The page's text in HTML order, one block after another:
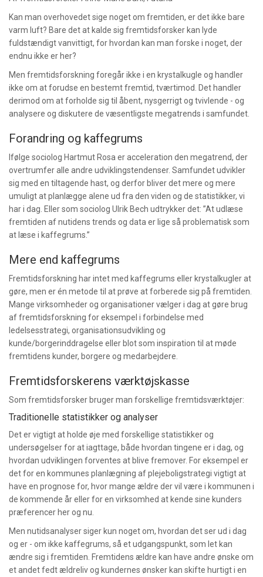
Kan man overhovedet sige noget om fremtiden, er det ikke bare
varm luft? Bare det at kalde sig fremtidsforsker kan lyde
fuldstændigt vanvittigt, for hvordan kan man forske i noget, der
endnu ikke er her?
Men fremtidsforskning foregår ikke i en krystalkugle og handler
ikke om at forudse en bestemt fremtid, tværtimod. Det handler
derimod om at forholde sig til åbent, nysgerrigt og tvivlende - og
analysere og diskutere de væsentligste megatrends i samfundet.
Forandring og kaffegrums
Ifølge sociolog Hartmut Rosa er acceleration den megatrend, der
overtrumfer alle andre udviklingstendenser. Samfundet udvikler
sig med en tiltagende hast, og derfor bliver det mere og mere
umuligt at planlægge alene ud fra den viden og de statistikker, vi
har i dag. Eller som sociolog Ulrik Bech udtrykker det: ”At udlæse
fremtiden af nutidens trends og data er lige så problematisk som
at læse i kaffegrums.”
Mere end kaffegrums
Fremtidsforskning har intet med kaffegrums eller krystalkugler at
gøre, men er én metode til at prøve at forberede sig på fremtiden.
Mange virksomheder og organisationer vælger i dag at gøre brug
af fremtidsforskning for eksempel i forbindelse med
ledelsesstrategi, organisationsudvikling og
kunde/borgerinddragelse eller blot som inspiration til at møde
fremtidens kunder, borgere og medarbejdere.
Fremtidsforskerens værktøjskasse
Som fremtidsforsker bruger man forskellige fremtidsværktøjer:
Traditionelle statistikker og analyser
Det er vigtigt at holde øje med forskellige statistikker og
undersøgelser for at iagttage, både hvordan tingene er i dag, og
hvordan udviklingen forventes at blive fremover. For eksempel er
det for en kommunes planlægning af plejeboligstrategi vigtigt at
have en prognose for, hvor mange ældre der vil være i kommunen i
de kommende år eller for en virksomhed at kende sine kunders
præferencer her og nu.
Men nutidsanalyser siger kun noget om, hvordan det ser ud i dag
og er - om ikke kaffegrums, så et udgangspunkt, som let kan
ændre sig i fremtiden. Fremtidens ældre kan have andre ønske om
et andet fedt ældreliv og kundernes ønsker kan skifte hurtigt i en